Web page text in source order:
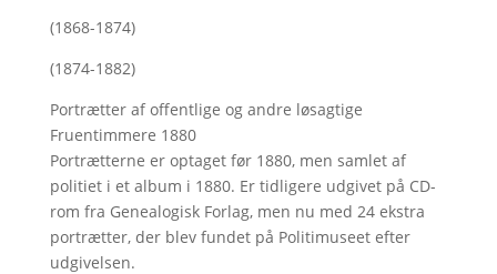
(1868-1874)
(1874-1882)
Portrætter af offentlige og andre løsagtige
Fruentimmere 1880
Portrætterne er optaget før 1880, men samlet af
politiet i et album i 1880. Er tidligere udgivet på CD-
rom fra Genealogisk Forlag, men nu med 24 ekstra
portrætter, der blev fundet på Politimuseet efter
udgivelsen.